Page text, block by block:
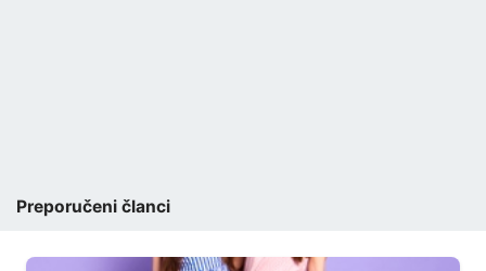
Preporučeni članci